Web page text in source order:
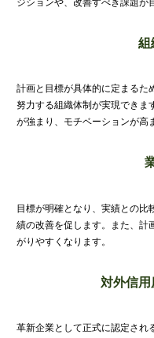
通常料金
他の税理士事務
記帳代行/その他
個人事業主のお客
組
計画と目標が具体的に定まるた
努力する組織体制が実現できま
が強まり、モチベーションが高
目標が明確となり、実績との比
績の改善を促します。また、計
がりやすくなります。
対外信用
革新企業として正式に認定され